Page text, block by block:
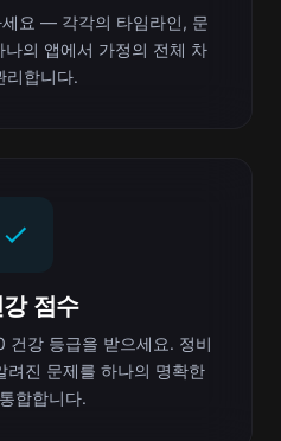
요 — 각각의 타임라인, 문
의 앱에서 가정의 전체 차
리합니다.
점수
강 등급을 받으세요. 정비
려진 문제를 하나의 명확한
합합니다.